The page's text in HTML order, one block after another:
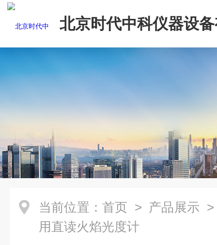
北京时代中科仪器设
司
当前位置： 首页 > 产品展示
用直读火焰光度计